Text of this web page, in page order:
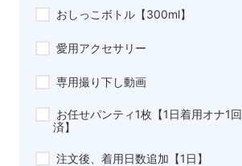
おしっこボトル【300ml】
愛用アクセサリー
専用撮り下し動画
お任せパンティ1枚【1日着用オナ1回
済】
注文後、着用日数追加【1日】